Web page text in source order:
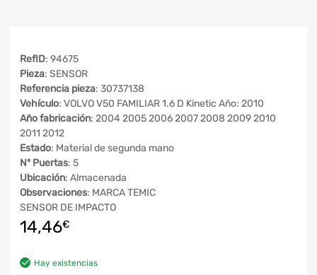
RefID: 94675
Pieza: SENSOR
Referencia pieza: 30737138
Vehículo: VOLVO V50 FAMILIAR 1.6 D Kinetic Año: 2010
Año fabricación: 2004 2005 2006 2007 2008 2009 2010
2011 2012
Estado: Material de segunda mano
Nº Puertas: 5
Ubicación: Almacenada
Observaciones: MARCA TEMIC
SENSOR DE IMPACTO
14,46€
Hay existencias